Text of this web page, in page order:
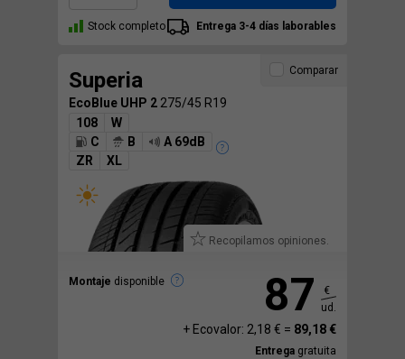
Stock completo Entrega 3-4 días laborables
Superia
EcoBlue UHP 2 275/45 R19
108
W
C
B
A 69dB
ZR
XL
Recopilamos opiniones.
Montaje disponible
Comparar
87
€
ud.
+ Ecovalor: 2,18 € = 89,18 €
Entrega gratuita